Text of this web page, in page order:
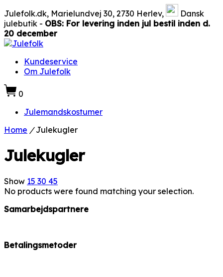
Julefolk.dk, Marielundvej 30, 2730 Herlev,
Dansk
julebutik - OBS: For levering inden jul bestil inden d.
20 december
Kundeservice
Om Julefolk
0
Julemandskostumer
Home /Julekugler
Julekugler
Show 15 30 45
No products were found matching your selection.
Samarbejdspartnere
Betalingsmetoder